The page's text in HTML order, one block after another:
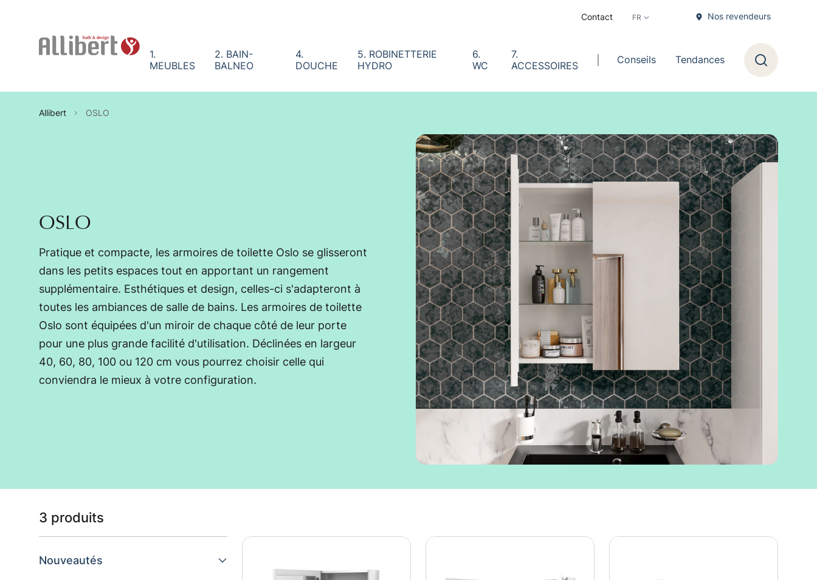
Contact
Nos revendeurs
1.
MEUBLES
2. BAIN-
BALNEO
4.
DOUCHE
5. ROBINETTERIE
HYDRO
6.
WC
7.
ACCESSOIRES
Conseils Tendances
Recherche
Allibert OSLO
OSLO
Pratique et compacte, les armoires de toilette Oslo se glisseront
dans les petits espaces tout en apportant un rangement
supplémentaire. Esthétiques et design, celles-ci s'adapteront à
toutes les ambiances de salle de bains. Les armoires de toilette
Oslo sont équipées d'un miroir de chaque côté de leur porte
pour une plus grande facilité d'utilisation. Déclinées en largeur
40, 60, 80, 100 ou 120 cm vous pourrez choisir celle qui
conviendra le mieux à votre configuration.
Liste des produits
3 produits
Nouveautés